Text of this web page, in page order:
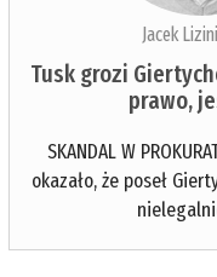
Jacek
Tusk grozi
prawo,
SKANDAL W
okazało, że poseł